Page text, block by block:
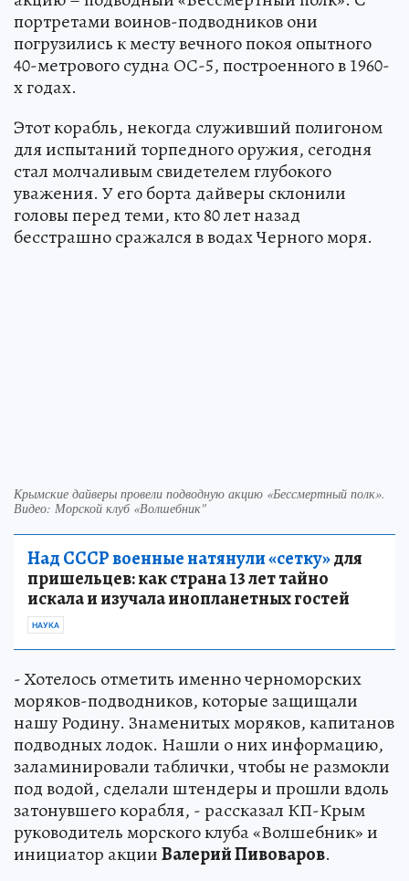
портретами воинов-подводников они
погрузились к месту вечного покоя опытного
40-метрового судна ОС-5, построенного в 1960-
х годах.
Этот корабль, некогда служивший полигоном
для испытаний торпедного оружия, сегодня
стал молчаливым свидетелем глубокого
уважения. У его борта дайверы склонили
головы перед теми, кто 80 лет назад
бесстрашно сражался в водах Черного моря.
Крымские дайверы провели подводную акцию «Бессмертный полк».
Видео: Морской клуб «Волшебник"
Над СССР военные натянули «сетку»для
пришельцев: как страна 13 лет тайно
искала и изучала инопланетных гостей
НАУКА
- Хотелось отметить именно черноморских
моряков-подводников, которые защищали
нашу Родину. Знаменитых моряков, капитанов
подводных лодок. Нашли о них информацию,
заламинировали таблички, чтобы не размокли
под водой, сделали штендеры и прошли вдоль
затонувшего корабля, - рассказал КП-Крым
руководитель морского клуба «Волшебник» и
инициатор акцииВалерий Пивоваров.